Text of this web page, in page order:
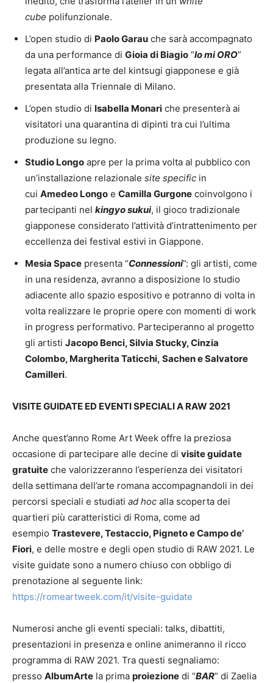
cube polifunzionale.
L’open studio di Paolo Garau che sarà accompagnato
da una performance di Gioia di Biagio “Io mi ORO”
legata all’antica arte del kintsugi giapponese e già
presentata alla Triennale di Milano.
L’open studio di Isabella Monari che presenterà ai
visitatori una quarantina di dipinti tra cui l’ultima
produzione su legno.
Studio Longo apre per la prima volta al pubblico con
un’installazione relazionale site specific in
cui Amedeo Longo e Camilla Gurgone coinvolgono i
partecipanti nel kingyo sukui, il gioco tradizionale
giapponese considerato l’attività d’intrattenimento per
eccellenza dei festival estivi in Giappone.
Mesia Space presenta “Connessioni”: gli artisti, come
in una residenza, avranno a disposizione lo studio
adiacente allo spazio espositivo e potranno di volta in
volta realizzare le proprie opere con momenti di work
in progress performativo. Parteciperanno al progetto
gli artisti Jacopo Benci, Silvia Stucky, Cinzia
Colombo, Margherita Taticchi, Sachen e Salvatore
Camilleri.
VISITE GUIDATE ED EVENTI SPECIALI A RAW 2021
Anche quest’anno Rome Art Week offre la preziosa
occasione di partecipare alle decine di visite guidate
gratuite che valorizzeranno l’esperienza dei visitatori
della settimana dell’arte romana accompagnandoli in dei
percorsi speciali e studiati ad hoc alla scoperta dei
quartieri più caratteristici di Roma, come ad
esempio Trastevere, Testaccio, Pigneto e Campo de’
Fiori, e delle mostre e degli open studio di RAW 2021. Le
visite guidate sono a numero chiuso con obbligo di
prenotazione al seguente link:
https://romeartweek.com/it/visite-guidate
Numerosi anche gli eventi speciali: talks, dibattiti,
presentazioni in presenza e online animeranno il ricco
programma di RAW 2021. Tra questi segnaliamo:
presso AlbumArte la prima proiezione di “BAR” di Zaelia